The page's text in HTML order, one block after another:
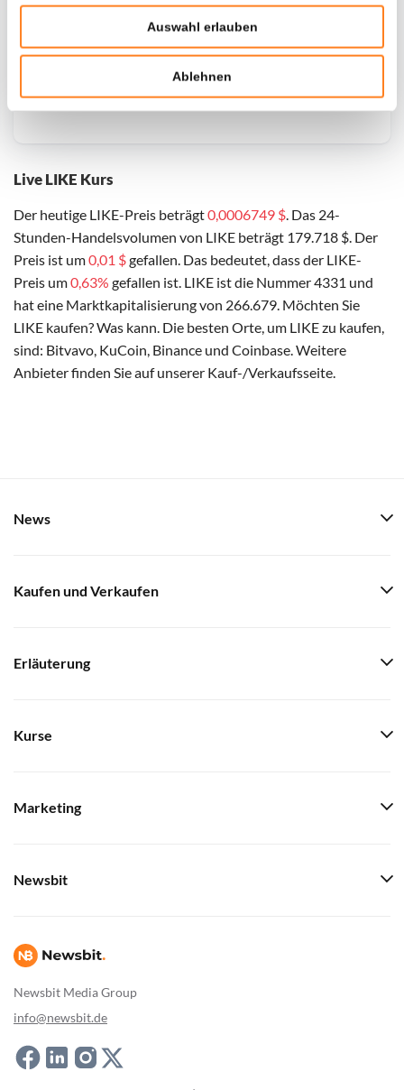
Auswahl erlauben
Ablehnen
Live LIKE Kurs
Der heutige LIKE-Preis beträgt0,0006749 $. Das 24-
Stunden-Handelsvolumen von LIKE beträgt 179.718 $. Der
Preis ist um0,01 $gefallen. Das bedeutet, dass der LIKE-
Preis um0,63% gefallen ist. LIKE ist die Nummer 4331 und
hat eine Marktkapitalisierung von 266.679. Möchten Sie
LIKE kaufen? Was kann. Die besten Orte, um LIKE zu kaufen,
sind: Bitvavo, KuCoin, Binance und Coinbase. Weitere
Anbieter finden Sie auf unserer Kauf-/Verkaufsseite.
Newsbit Media Group
info@newsbit.de
News
Kaufen und Verkaufen
Erläuterung
Kurse
Marketing
Newsbit